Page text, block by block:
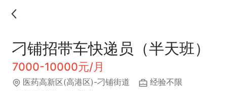
刁铺招带车快递员（半天班）
7000-10000元/月
医药高新区(高港区)-刁铺街道
经验不限